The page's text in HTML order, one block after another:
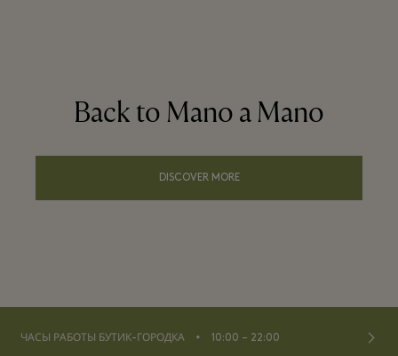
Back to Mano a Mano
DISCOVER MORE
ЧАСЫ РАБОТЫ БУТИК-ГОРОДКА ⬩ 10:00 – 22:00